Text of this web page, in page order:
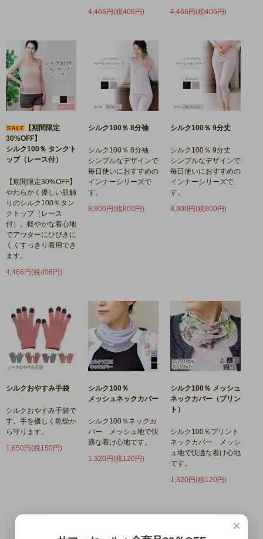
4,466円(税406円)
4,466円(税406円)
【期間限定
30%OFF】
シルク100％ タンクト
ップ（レース付）
【期間限定30%OFF】
やわらかく優しい肌触
りのシルク100％タン
クトップ（レース
付）。軽やかな着心地
でアウターにひびきに
くくすっきり着用でき
ます。
4,466円(税406円)
シルク100％ 8分袖
シルク100％ 8分袖
シンプルなデザインで
毎日使いにおすすめの
インナーシリーズで
す。
8,800円(税800円)
シルク100％ 9分丈
シルク100％ 9分丈
シンプルなデザインで
毎日使いにおすすめの
インナーシリーズで
す。
8,800円(税800円)
シルクおやすみ手袋
シルクおやすみ手袋で
す。手を優しく乾燥か
ら守ります。
1,650円(税150円)
シルク100％
メッシュネックカバー
シルク100％ネックカ
バー メッシュ地で快
適な着け心地です。
1,320円(税120円)
シルク100％ メッシュ
ネックカバー（プリン
ト）
シルク100％プリント
ネックカバー メッシ
ュ地で快適な着け心地
です。
1,320円(税120円)
×